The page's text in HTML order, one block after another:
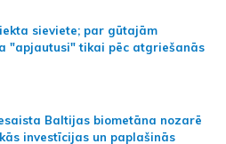
sieviete; par gūtajām
"apjautusi" tikai pēc atgriešanās
Baltijas biometāna nozarē
investīcijas un paplašinās